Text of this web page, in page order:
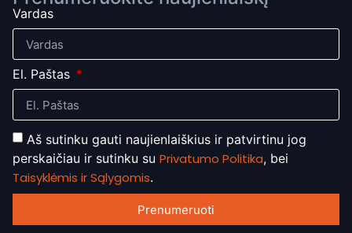
Vardas
El. Paštas
Aš sutinku gauti naujienlaiškius ir patvirtinu jog
perskaičiau ir sutinku su Privatumo Politika, bei
Taisyklėmis ir Sąlygomis.
Prenumeruoti